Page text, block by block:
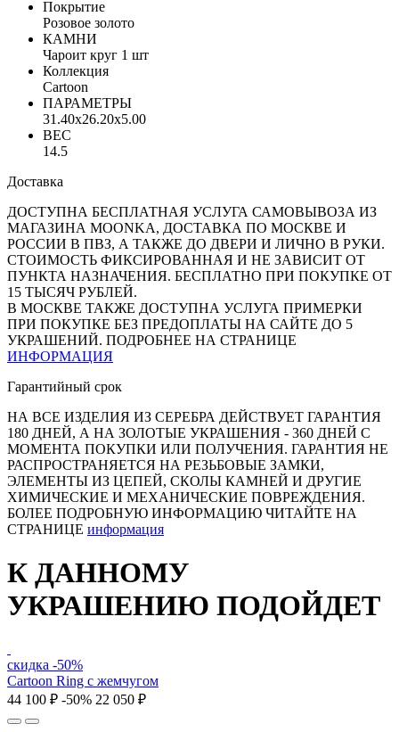
Покрытие
Розовое золото
КАМНИ
Чароит круг 1 шт
Коллекция
Cartoon
ПАРАМЕТРЫ
31.40x26.20x5.00
ВЕС
14.5
Доставка
ДОСТУПНА БЕСПЛАТНАЯ УСЛУГА САМОВЫВОЗА ИЗ
МАГАЗИНА MOONKA, ДОСТАВКА ПО МОСКВЕ И
РОССИИ В ПВЗ, А ТАКЖЕ ДО ДВЕРИ И ЛИЧНО В РУКИ.
СТОИМОСТЬ ФИКСИРОВАННАЯ И НЕ ЗАВИСИТ ОТ
ПУНКТА НАЗНАЧЕНИЯ. БЕСПЛАТНО ПРИ ПОКУПКЕ ОТ
15 ТЫСЯЧ РУБЛЕЙ.
В МОСКВЕ ТАКЖЕ ДОСТУПНА УСЛУГА ПРИМЕРКИ
ПРИ ПОКУПКЕ БЕЗ ПРЕДОПЛАТЫ НА САЙТЕ ДО 5
УКРАШЕНИЙ. ПОДРОБНЕЕ НА СТРАНИЦЕ
ИНФОРМАЦИЯ
Гарантийный срок
НА ВСЕ ИЗДЕЛИЯ ИЗ СЕРЕБРА ДЕЙСТВУЕТ ГАРАНТИЯ
180 ДНЕЙ, А НА ЗОЛОТЫЕ УКРАШЕНИЯ - 360 ДНЕЙ С
МОМЕНТА ПОКУПКИ ИЛИ ПОЛУЧЕНИЯ. ГАРАНТИЯ НЕ
РАСПРОСТРАНЯЕТСЯ НА РЕЗЬБОВЫЕ ЗАМКИ,
ЭЛЕМЕНТЫ ИЗ ЦЕПЕЙ, СКОЛЫ КАМНЕЙ И ДРУГИЕ
ХИМИЧЕСКИЕ И МЕХАНИЧЕСКИЕ ПОВРЕЖДЕНИЯ.
БОЛЕЕ ПОДРОБНУЮ ИНФОРМАЦИЮ ЧИТАЙТЕ НА
СТРАНИЦЕ информация
К ДАННОМУ
УКРАШЕНИЮ ПОДОЙДЕТ
скидка -50%
Cartoon Ring с жемчугом
44 100 ₽ -50% 22 050 ₽